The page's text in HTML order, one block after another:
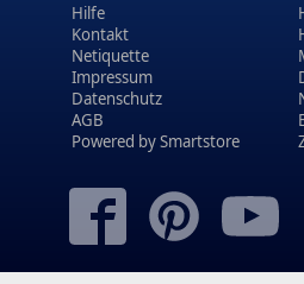
Hilfe
Kontakt
Netiquette
Impressum
Datenschutz
AGB
Powered bySmartstore